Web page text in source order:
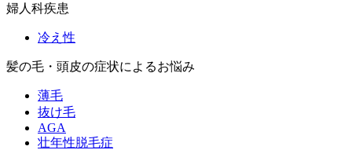
婦人科疾患
冷え性
髪の毛・頭皮の症状によるお悩み
薄毛
抜け毛
AGA
壮年性脱毛症